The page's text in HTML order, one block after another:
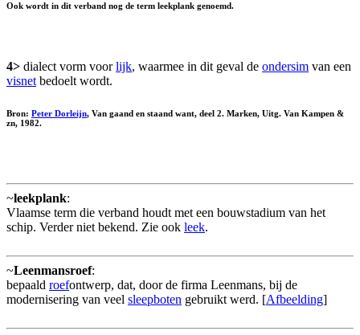
Ook wordt in dit verband nog de term leekplank genoemd.
4> dialect vorm voorlijk, waarmee in dit geval de ondersim van een
visnetbedoelt wordt.
Bron: Peter Dorleijn, Van gaand en staand want, deel 2. Marken, Uitg. Van Kampen &
zn, 1982.
~leekplank:
Vlaamse term die verband houdt met een bouwstadium van het
schip. Verder niet bekend. Zie ook leek.
~Leenmansroef:
bepaald roefontwerp, dat, door de firma Leenmans, bij de
modernisering van veel sleepboten gebruikt werd. [Afbeelding]